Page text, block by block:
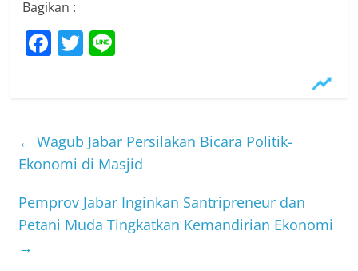
Bagikan :
F
b
o
o
k
T
← Wagub Jabar Persilakan Bicara Politik-
Ekonomi di Masjid
Pemprov Jabar Inginkan Santripreneur dan
Petani Muda Tingkatkan Kemandirian Ekonomi
→